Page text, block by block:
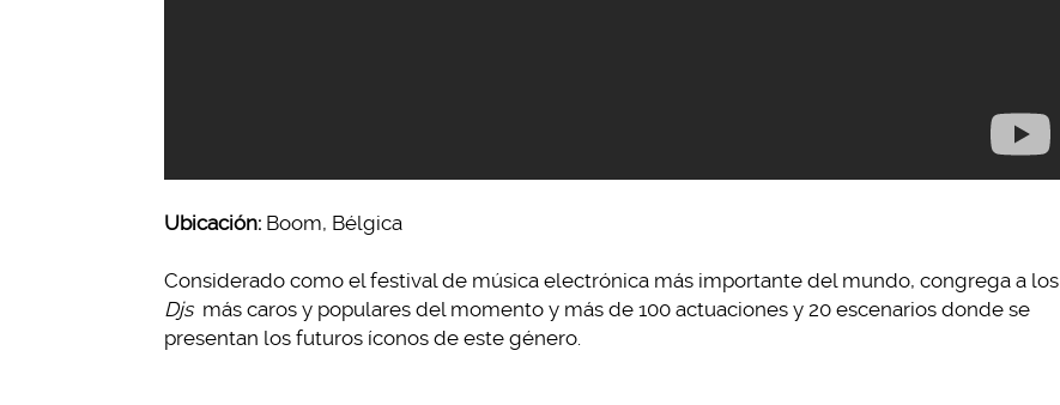
Ubicación: Boom, Bélgica
Considerado como el festival de música electrónica más importante del mundo, congrega a los
Djs más caros y populares del momento y más de 100 actuaciones y 20 escenarios donde se
presentan los futuros íconos de este género.